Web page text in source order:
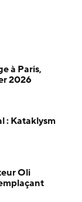
à Paris,
2026
: Kataklysm
Oli